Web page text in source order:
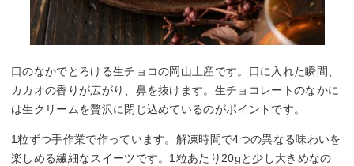
口のなかでとろける生チョコの岡山土産です。口に入れた瞬間、
カカオの香りが広がり、鼻を抜けます。生チョコレートのなかに
は生クリームを贅沢に閉じ込めているのがポイントです。
1粒ずつ手作業で作っています。解凍時間で4つの異なる味わいを
楽しめる繊細なスイーツです。1粒あたり20gと少し大きめなの